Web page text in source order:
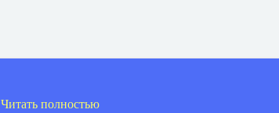
Читать полностью